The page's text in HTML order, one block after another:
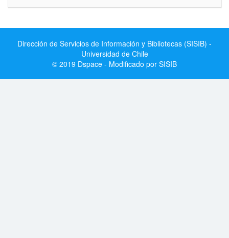
Dirección de Servicios de Información y Bibliotecas (SISIB) -
Universidad de Chile
© 2019 Dspace - Modificado por SISIB